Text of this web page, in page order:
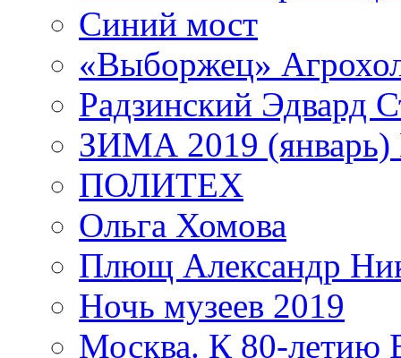
Синий мост
«Выборжец»
Радзинский Эдвард
ЗИМА 2019 (январь)
ПОЛИТЕХ
Ольга Хомова
Плющ Александр
Ночь музеев 2019
Москва. К 80-